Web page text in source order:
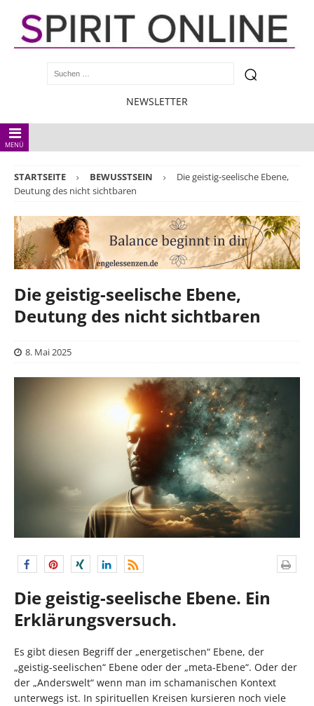
NEWSLETTER
MENÜ
STARTSEITE BEWUSSTSEIN
Die geistig-seelische Ebene,
Deutung des nicht sichtbaren
Die geistig-seelische Ebene,
Deutung des nicht sichtbaren
8. Mai 2025
Die geistig-seelische Ebene. Ein
Erklärungsversuch.
Es gibt diesen Begriff der „energetischen“ Ebene, der
„geistig-seelischen“ Ebene oder der „meta-Ebene“. Oder der
der „Anderswelt“ wenn man im schamanischen Kontext
unterwegs ist. In spirituellen Kreisen kursieren noch viele